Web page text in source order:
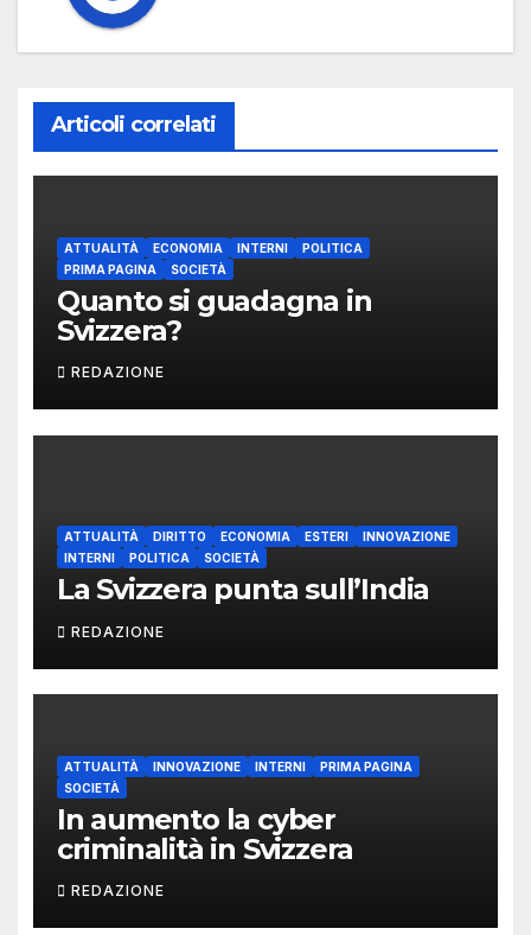
Articoli correlati
ATTUALITÀ ECONOMIA INTERNI
POLITICA
PRIMA PAGINA
SOCIETÀ
Quanto si guadagna in
Svizzera?
REDAZIONE
ATTUALITÀ DIRITTO ECONOMIA ESTERI
INNOVAZIONE
INTERNI
POLITICA SOCIETÀ
La Svizzera punta sull’India
REDAZIONE
ATTUALITÀ INNOVAZIONE INTERNI
PRIMA PAGINA
SOCIETÀ
In aumento la cyber
criminalità in Svizzera
REDAZIONE